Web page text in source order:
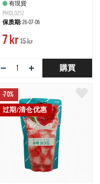
有現貨
PMDL0252
保质期:26-07-06
7 kr15 kr
− + 購買
-70%
过期/清仓优惠